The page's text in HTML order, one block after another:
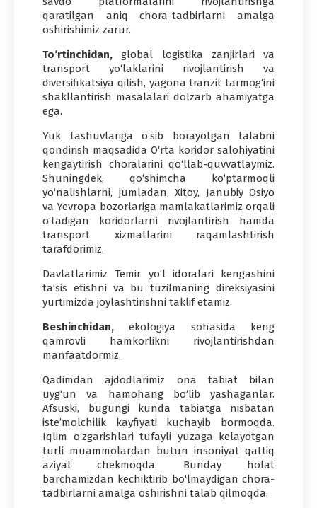
qaratilgan aniq chora-tadbirlarni amalga
oshirishimiz zarur.
To‘rtinchidan,global logistika zanjirlari va
transport yo‘laklarini rivojlantirish va
diversifikatsiya qilish, yagona tranzit tarmog‘ini
shakllantirish masalalari dolzarb ahamiyatga
ega.
Yuk tashuvlariga o‘sib borayotgan talabni
qondirish maqsadida O‘rta koridor salohiyatini
kengaytirish choralarini qo‘llab-quvvatlaymiz.
Shuningdek, qo‘shimcha ko‘ptarmoqli
yo‘nalishlarni, jumladan, Xitoy, Janubiy Osiyo
va Yevropa bozorlariga mamlakatlarimiz orqali
o‘tadigan koridorlarni rivojlantirish hamda
transport xizmatlarini raqamlashtirish
tarafdorimiz.
Davlatlarimiz Temir yo‘l idoralari kengashini
ta’sis etishni va bu tuzilmaning direksiyasini
yurtimizda joylashtirishni taklif etamiz.
Beshinchidan,ekologiya sohasida keng
qamrovli hamkorlikni rivojlantirishdan
manfaatdormiz.
Qadimdan ajdodlarimiz ona tabiat bilan
uyg‘un va hamohang bo‘lib yashaganlar.
Afsuski, bugungi kunda tabiatga nisbatan
iste’molchilik kayfiyati kuchayib bormoqda.
Iqlim o‘zgarishlari tufayli yuzaga kelayotgan
turli muammolardan butun insoniyat qattiq
aziyat chekmoqda. Bunday holat
barchamizdan kechiktirib bo‘lmaydigan chora-
tadbirlarni amalga oshirishni talab qilmoqda.